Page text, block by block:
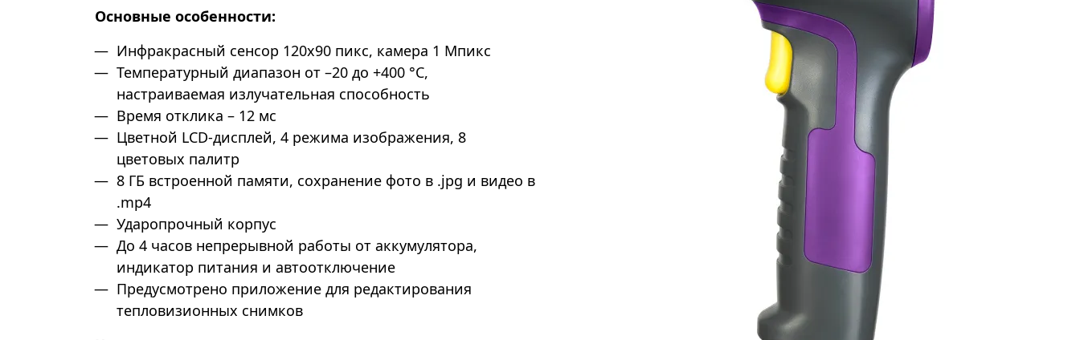
Основные особенности:
Инфракрасный сенсор 120x90 пикс, камера 1 Мпикс
Температурный диапазон от –20 до +400 °С,
настраиваемая излучательная способность
Время отклика – 12 мс
Цветной LCD-дисплей, 4 режима изображения, 8
цветовых палитр
8 ГБ встроенной памяти, сохранение фото в .jpg и видео в
.mp4
Ударопрочный корпус
До 4 часов непрерывной работы от аккумулятора,
индикатор питания и автоотключение
Предусмотрено приложение для редактирования
тепловизионных снимков